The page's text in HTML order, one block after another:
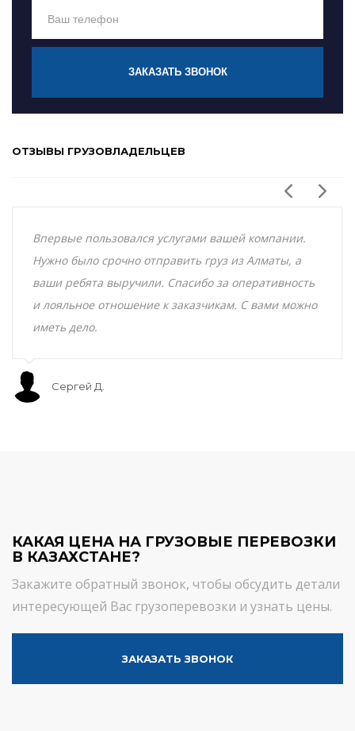
ЗАКАЗАТЬ ЗВОНОК
ОТЗЫВЫ ГРУЗОВЛАДЕЛЬЦЕВ
Впервые пользовался услугами вашей компании.
Нужно было срочно отправить груз из Алматы, а
ваши ребята выручили. Спасибо за оперативность
и лояльное отношение к заказчикам. С вами можно
иметь дело.
Сергей Д.
КАКАЯ ЦЕНА НА ГРУЗОВЫЕ ПЕРЕВОЗКИ
В КАЗАХСТАНЕ?
Закажите обратный звонок, чтобы обсудить детали
интересующей Вас грузоперевозки и узнать цены.
ЗАКАЗАТЬ ЗВОНОК